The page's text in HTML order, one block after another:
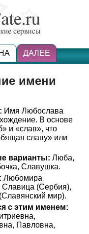
ДАЛЕЕ
имени
Имя Любослава
В основе
и «слав», что
славу» или
варианты: Люба,
Славушка.
Любомира
Славица (Сербия),
мир).
с этим именем:
Павловна,